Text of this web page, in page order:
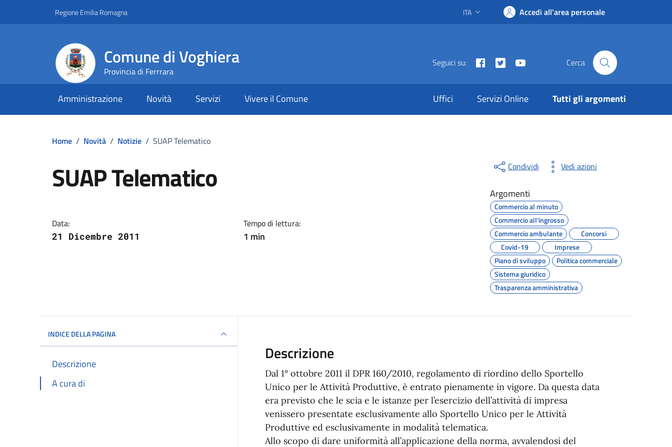
Regione Emilia Romagna Lingua attiva:
ITA Accedi all'area personale
Comune di Voghiera
Provincia di Ferrrara
Seguici su: FacebookTwitter Cerca
Amministrazione Novità Servizi Vivere il Comune Uffici Servizi Online Tutti gli argomenti
Home / Novità / Notizie / SUAP Telematico
SUAP Telematico
Data:
21 Dicembre 2011
Tempo di lettura:
1 min
Condividi Vedi azioni
Argomenti
Commercio al minuto
Commercio all'ingrosso
Commercio ambulante
Concorsi
Covid-19
Imprese
Piano di sviluppo
Politica commerciale
Sistema giuridico
Trasparenza amministrativa
INDICE DELLA PAGINA
Descrizione
A cura di
Descrizione
Dal 1° ottobre 2011 il DPR 160/2010, regolamento di riordino dello Sportello
Unico per le Attività Produttive, è entrato pienamente in vigore. Da questa data
era previsto che le scia e le istanze per l’esercizio dell’attività di impresa
venissero presentate esclusivamente allo Sportello Unico per le Attività
Produttive ed esclusivamente in modalità telematica.
Allo scopo di dare uniformità all’applicazione della norma, avvalendosi del